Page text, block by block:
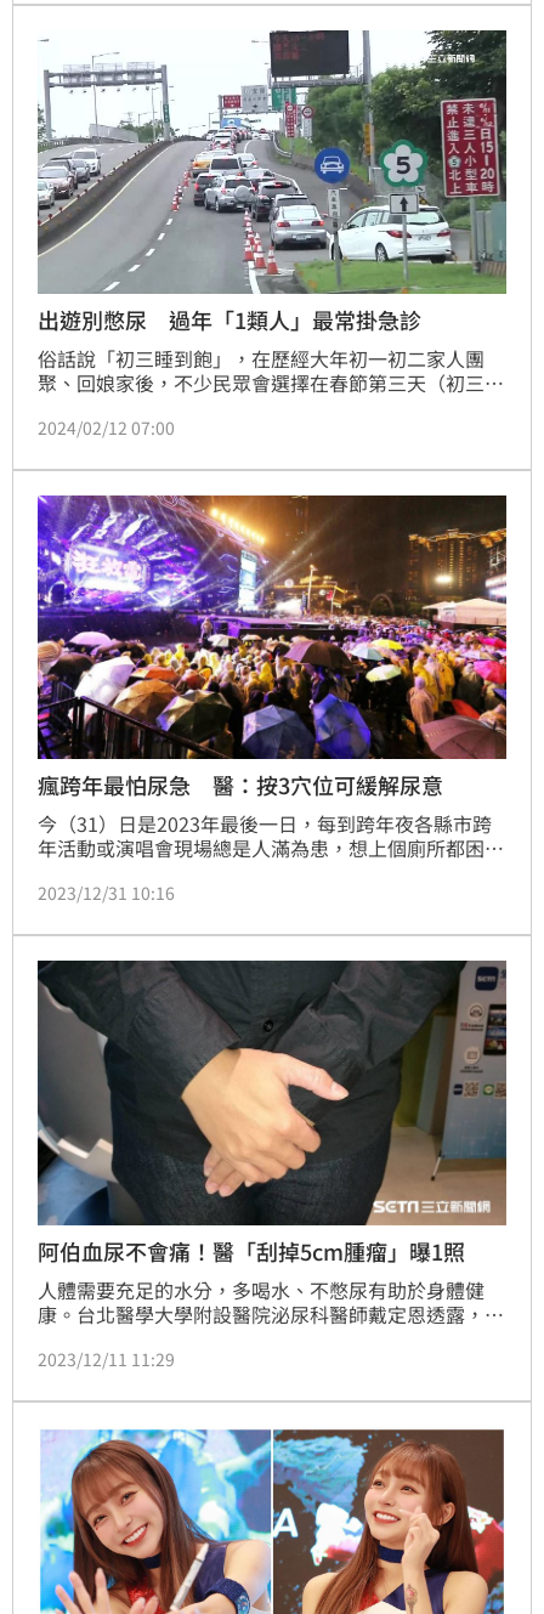
快」，面臨洗腎命運。
出遊別憋尿 過年「1類人」最常掛急診
俗話說「初三睡到飽」，在歷經大年初一初二家人團
聚、回娘家後，不少民眾會選擇在春節第三天（初三）
交通更是塞塞塞，新聞常出現民眾被困在出遊車陣中的
意卻無法及時如廁，可能引發泌尿道感染，尤以攝護腺
肥大患者，更要留意小便困難，嚴重者恐血尿外，進一
步可能會造成腎水腫甚至尿毒症。（記者：簡浩正）
2024/02/12 07:00
瘋跨年最怕尿急 醫：按3穴位可緩解尿意
今（31）日是2023年最後一日，每到跨年夜各縣市跨
年活動或演唱會現場總是人滿為患，想上個廁所都困
腎臟也受影響，可避吃4類食物助民眾減少尿意，遇到
2023/12/31 10:16
阿伯血尿不會痛！醫「刮掉5cm腫瘤」曝1照
人體需要充足的水分，多喝水、不憋尿有助於身體健
康。台北醫學大學附設醫院泌尿科醫師戴定恩透露，日
尿」，且血尿時並沒有痛感，直到就醫後才發現長了一
創電刀手術刮除，刮下來的腫瘤重達約70g，外觀像極
了「炒肉絲」。
2023/12/11 11:29